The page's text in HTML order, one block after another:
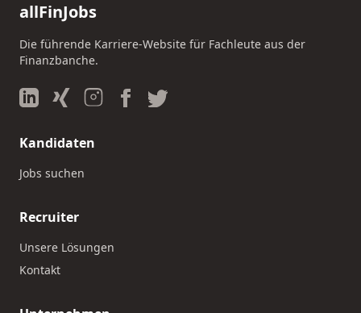
allFinJobs
Die führende Karriere-Website für Fachleute aus der
Finanzbanche.
Kandidaten
Jobs suchen
Recruiter
Unsere Lösungen
Kontakt